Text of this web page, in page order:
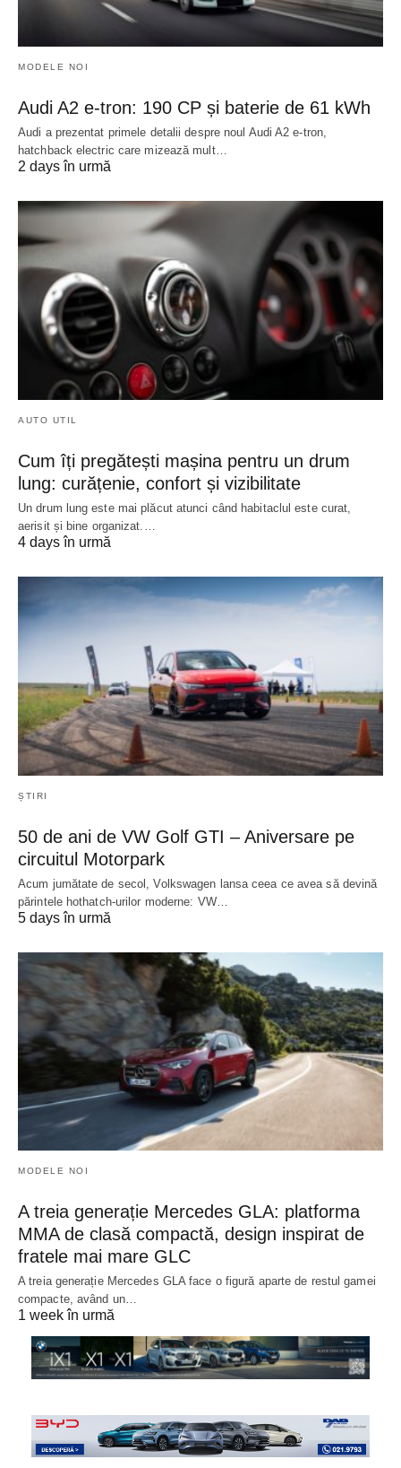
MODELE NOI
Audi A2 e-tron: 190 CP și baterie de 61 kWh
Audi a prezentat primele detalii despre noul Audi A2 e-tron,
hatchback electric care mizează mult…
2 days în urmă
AUTO UTIL
Cum îți pregătești mașina pentru un drum
lung: curățenie, confort și vizibilitate
Un drum lung este mai plăcut atunci când habitaclul este curat,
aerisit și bine organizat.…
4 days în urmă
ȘTIRI
50 de ani de VW Golf GTI – Aniversare pe
circuitul Motorpark
Acum jumătate de secol, Volkswagen lansa ceea ce avea să devină
părintele hothatch-urilor moderne: VW…
5 days în urmă
MODELE NOI
A treia generație Mercedes GLA: platforma
MMA de clasă compactă, design inspirat de
fratele mai mare GLC
A treia generație Mercedes GLA face o figură aparte de restul gamei
compacte, având un…
1 week în urmă